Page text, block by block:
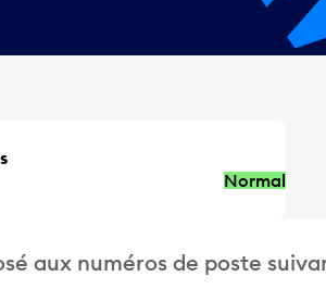
Normal
aux numéros de poste